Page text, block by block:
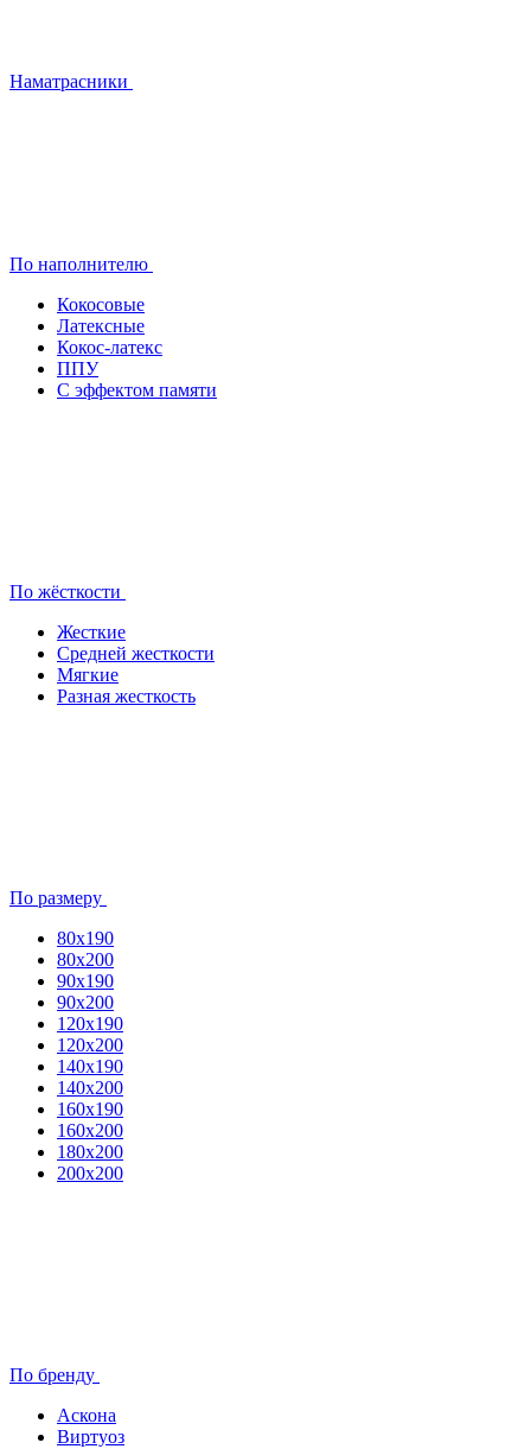
Наматрасники
По наполнителю
Кокосовые
Латексные
Кокос-латекс
ППУ
С эффектом памяти
По жёсткости
Жесткие
Средней жесткости
Мягкие
Разная жесткость
По размеру
80x190
80х200
90х190
90х200
120х190
120х200
140х190
140х200
160х190
160х200
180х200
200х200
По бренду
Аскона
Виртуоз